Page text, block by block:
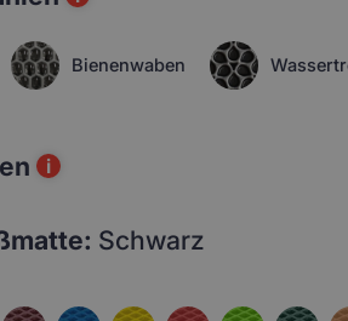
Bienenwaben
i
Schwarz